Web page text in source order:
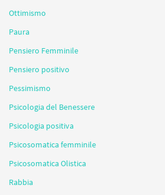
Ottimismo
Paura
Pensiero Femminile
Pensiero positivo
Pessimismo
Psicologia del Benessere
Psicologia positiva
Psicosomatica femminile
Psicosomatica Olistica
Rabbia